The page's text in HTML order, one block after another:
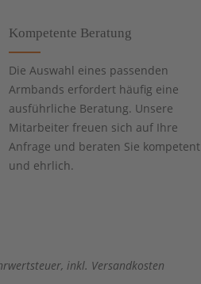
Kompetente Beratung
Die Auswahl eines passenden
Armbands erfordert häufig eine
ausführliche Beratung. Unsere
Mitarbeiter freuen sich auf Ihre
Anfrage und beraten Sie kompetent
und ehrlich.
inkl. Versandkosten